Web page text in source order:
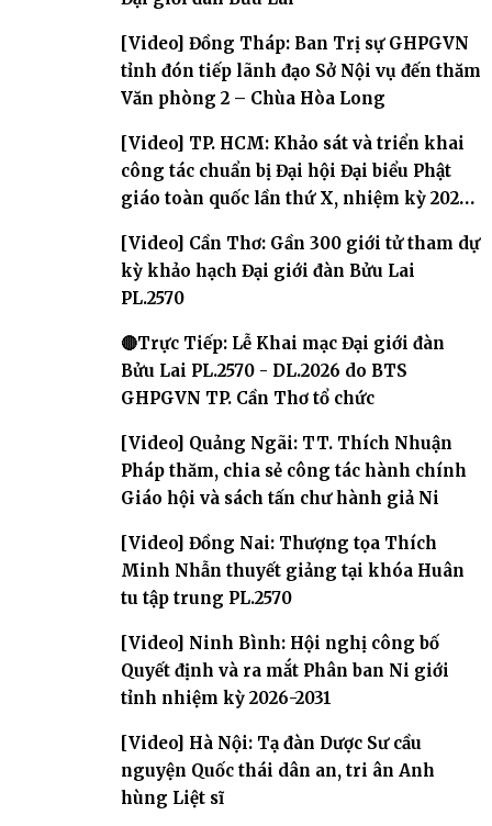
[Video] Đồng Tháp: Ban Trị sự GHPGVN
tỉnh đón tiếp lãnh đạo Sở Nội vụ đến thăm
Văn phòng 2 – Chùa Hòa Long
[Video] TP. HCM: Khảo sát và triển khai
công tác chuẩn bị Đại hội Đại biểu Phật
giáo toàn quốc lần thứ X, nhiệm kỳ 2026-
[Video] Cần Thơ: Gần 300 giới tử tham dự
kỳ khảo hạch Đại giới đàn Bửu Lai
PL.2570
🔴Trực Tiếp: Lễ Khai mạc Đại giới đàn
Bửu Lai PL.2570 - DL.2026 do BTS
GHPGVN TP. Cần Thơ tổ chức
[Video] Quảng Ngãi: TT. Thích Nhuận
Pháp thăm, chia sẻ công tác hành chính
Giáo hội và sách tấn chư hành giả Ni
[Video] Đồng Nai: Thượng tọa Thích
Minh Nhẫn thuyết giảng tại khóa Huân
tu tập trung PL.2570
[Video] Ninh Bình: Hội nghị công bố
Quyết định và ra mắt Phân ban Ni giới
tỉnh nhiệm kỳ 2026-2031
[Video] Hà Nội: Tạ đàn Dược Sư cầu
nguyện Quốc thái dân an, tri ân Anh
hùng Liệt sĩ